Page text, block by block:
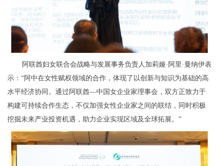
阿联酋妇女联合会战略与发展事务负责人加莉娅·阿里·曼纳伊表
示：“阿中在女性赋权领域的合作，体现了以创新与知识为基础的高
水平经济协同。通过阿联酋—中国女企业家理事会，双方正致力于
构建可持续合作生态，不仅加强女性企业家之间的联结，同时积极
挖掘未来产业投资机遇，助力企业实现区域及全球拓展。”